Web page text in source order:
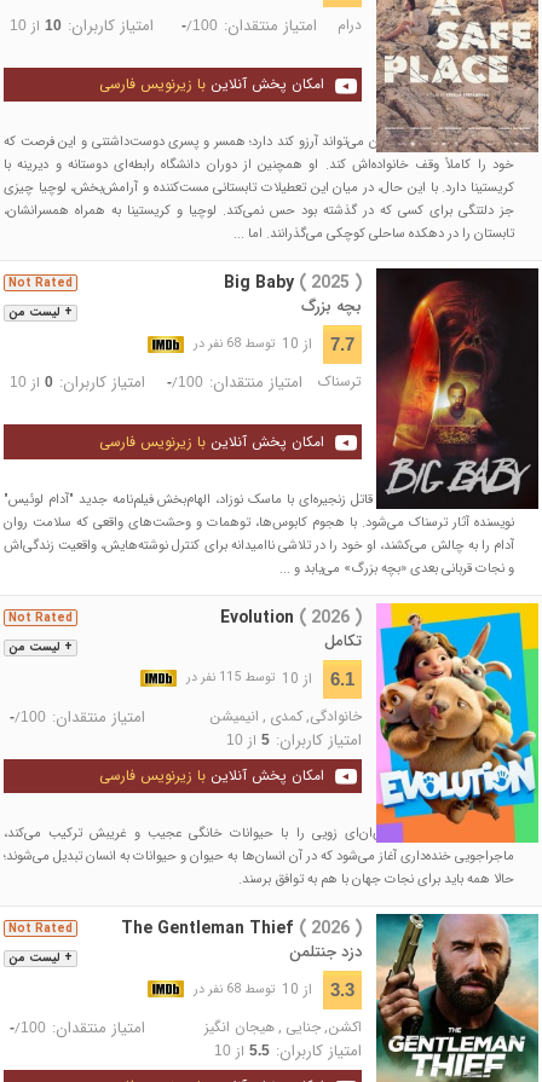
درام امتیاز منتقدان: -/100 امتیاز کاربران: 10از 10
امکان پخش آنلاین با زیرنویس فارسی
لوچیا هر آنچه را که یک زن می‌تواند آرزو کند دارد؛ همسر و پسری دوست‌داشتنی و این فرصت که
خود را کاملاً وقف خانواده‌اش کند. او همچنین از دوران دانشگاه رابطه‌ای دوستانه و دیرینه با
کریستینا دارد. با این حال، در میان این تعطیلات تابستانی مست‌کننده و آرامش‌بخش، لوچیا چیزی
جز دلتنگی برای کسی که در گذشته بود حس نمی‌کند. لوچیا و کریستینا به همراه همسرانشان،
تابستان را در دهکده ساحلی کوچکی می‌گذرانند. اما ...
+ لیست من
Not Rated Big Baby ( 2025 )
بچه بزرگ
7.7 از 10 توسط 68 نفر در
ترسناک امتیاز منتقدان: -/100 امتیاز کاربران: 0از 10
امکان پخش آنلاین با زیرنویس فارسی
کابوسی هولناک درباره یک قاتل زنجیره‌ای با ماسک نوزاد، الهام‌بخش فیلم‌نامه جدید "آدام لوئیس"
نویسنده آثار ترسناک می‌شود. با هجوم کابوس‌ها، توهمات و وحشت‌های واقعی که سلامت روان
آدام را به چالش می‌کشند، او خود را در تلاشی ناامیدانه برای کنترل نوشته‌هایش، واقعیت زندگی‌اش
و نجات قربانی بعدی «بچه بزرگ» می‌یابد و ...
+ لیست من
Not Rated Evolution ( 2026 )
تکامل
6.1 از 10 توسط 115 نفر در
خانوادگی, کمدی , انیمیشن امتیاز منتقدان: -/100
امتیاز کاربران: 5از 10
امکان پخش آنلاین با زیرنویس فارسی
وقتی یک ماده بیگانه دی‌ان‌ای زویی را با حیوانات خانگی عجیب و غریبش ترکیب می‌کند،
ماجراجویی خنده‌داری آغاز می‌شود که در آن انسان‌ها به حیوان و حیوانات به انسان تبدیل می‌شوند؛
حالا همه باید برای نجات جهان با هم به توافق برسند.
+ لیست من
Not Rated The Gentleman Thief ( 2026 )
دزد جنتلمن
3.3 از 10 توسط 68 نفر در
اکشن,جنایی ,هیجان انگیز امتیاز منتقدان: -/100
امتیاز کاربران: 5.5از 10